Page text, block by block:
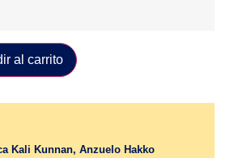
al carrito
Kali Kunnan, Anzuelo Hakko